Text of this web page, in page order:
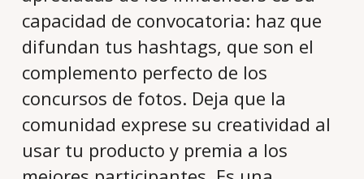
capacidad de convocatoria: haz que
difundan tus hashtags, que son el
complemento perfecto de los
concursos de fotos. Deja que la
comunidad exprese su creatividad al
usar tu producto y premia a los